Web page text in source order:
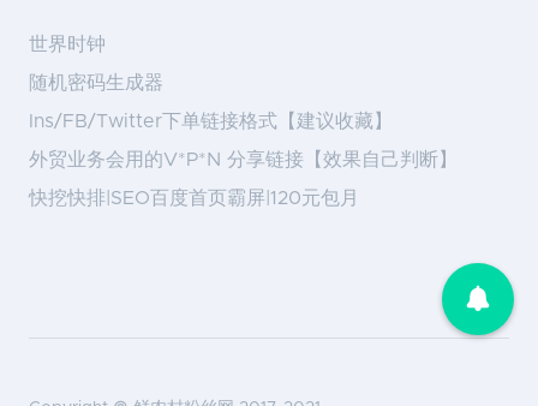
世界时钟
随机密码生成器
Ins/FB/Twitter下单链接格式【建议收藏】
外贸业务会用的V*P*N 分享链接【效果自己判断】
快挖快排|SEO百度首页霸屏|120元包月